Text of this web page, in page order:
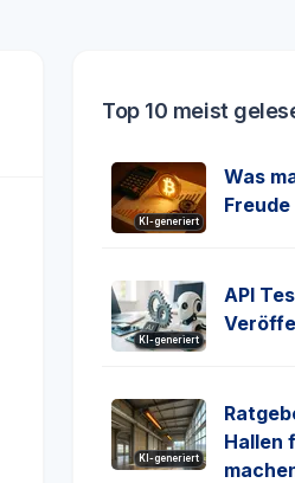
Top 10 meist
KI-generiert
Was
KI-generiert
API
KI-generiert
Hallen